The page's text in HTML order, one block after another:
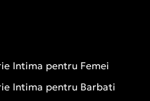
Intima pentru Femei
Intima pentru Barbati